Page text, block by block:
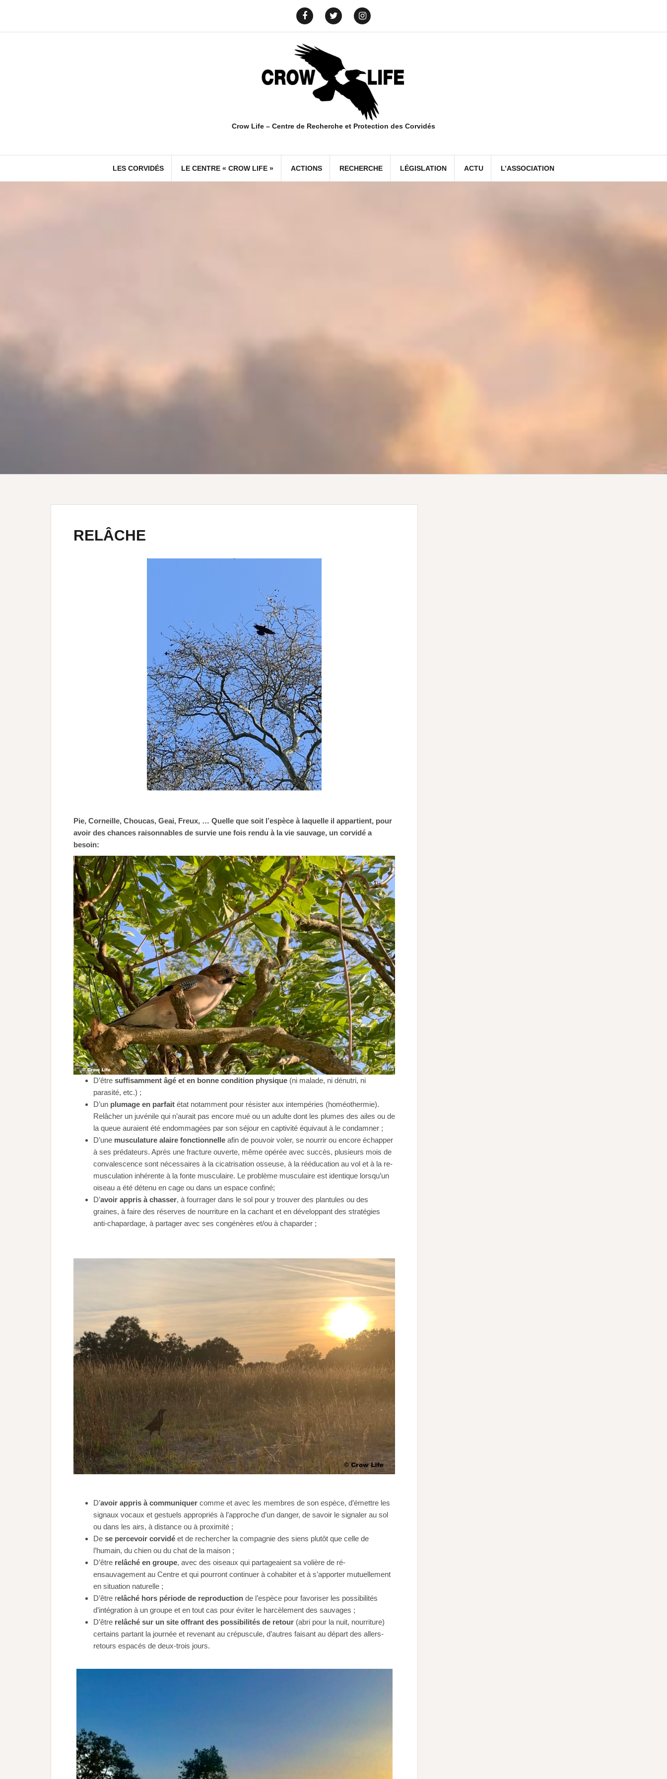
Yelp
Crow Life – Centre de Recherche et Protection des Corvidés
LES CORVIDÉS LE CENTRE « CROW LIFE » ACTIONS RECHERCHE LÉGISLATION ACTU L’ASSOCIATION
RELÂCHE
Pie, Corneille, Choucas, Geai, Freux, … Quelle que soit l’espèce à laquelle il appartient, pour
avoir des chances raisonnables de survie une fois rendu à la vie sauvage, un corvidé a
besoin:
D’être suffisamment âgé et en bonne condition physique (ni malade, ni dénutri, ni
parasité, etc.) ;
D’un plumage en parfait état notamment pour résister aux intempéries (homéothermie).
Relâcher un juvénile qui n’aurait pas encore mué ou un adulte dont les plumes des ailes ou de
la queue auraient été endommagées par son séjour en captivité équivaut à le condamner ;
D’une musculature alaire fonctionnelle afin de pouvoir voler, se nourrir ou encore échapper
à ses prédateurs. Après une fracture ouverte, même opérée avec succès, plusieurs mois de
convalescence sont nécessaires à la cicatrisation osseuse, à la rééducation au vol et à la re-
musculation inhérente à la fonte musculaire. Le problème musculaire est identique lorsqu’un
oiseau a été détenu en cage ou dans un espace confiné;
D’avoir appris à chasser, à fourrager dans le sol pour y trouver des plantules ou des
graines, à faire des réserves de nourriture en la cachant et en développant des stratégies
anti-chapardage, à partager avec ses congénères et/ou à chaparder ;
D’avoir appris à communiquer comme et avec les membres de son espèce, d’émettre les
signaux vocaux et gestuels appropriés à l’approche d’un danger, de savoir le signaler au sol
ou dans les airs, à distance ou à proximité ;
De se percevoir corvidé et de rechercher la compagnie des siens plutôt que celle de
l’humain, du chien ou du chat de la maison ;
D’être relâché en groupe, avec des oiseaux qui partageaient sa volière de ré-
ensauvagement au Centre et qui pourront continuer à cohabiter et à s’apporter mutuellement
en situation naturelle ;
D’être relâché hors période de reproduction de l’espèce pour favoriser les possibilités
d’intégration à un groupe et en tout cas pour éviter le harcèlement des sauvages ;
D’être relâché sur un site offrant des possibilités de retour (abri pour la nuit, nourriture)
certains partant la journée et revenant au crépuscule, d’autres faisant au départ des allers-
retours espacés de deux-trois jours.